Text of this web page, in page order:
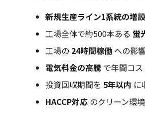
新規生産ライン1系統の増設
工場全体で約500本ある 蛍
工場の 24時間稼働 への影
電気料金の高騰 で年間コ
投資回収期間を 5年以内 に
HACCP対応 のクリーン環